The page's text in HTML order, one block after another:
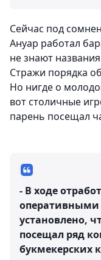
Сейчас под
Ануар работал
не знают
Стражи порядка
Но нигде о
вот столичные
парень посещал
- В ходе
установлено,
посещал ряд
букмекерских